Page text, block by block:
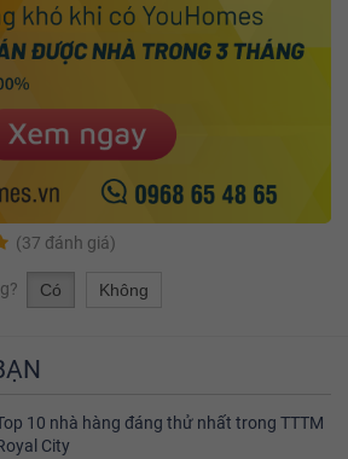
(37 đánh giá)
Có Không
10 nhà hàng đáng thử nhất trong TTTM
City